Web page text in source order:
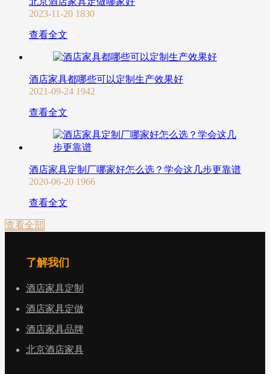
2023-11-20 1830
查看全文
酒店家具都哪些可以定制生产效果好
2021-09-24 1942
查看全文
酒店家具定制厂哪家好怎么选？学会这几步更靠谱
2020-06-20 1966
查看全文
查看全部
了解我们
酒店家具定制
酒店家具定做
酒店家具品牌
北京酒店家具